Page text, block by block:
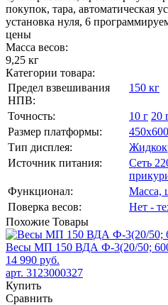
покупок, тара, автоматическая
установка нуля, 6
цены
Масса весов:
9,25 кг
Категории товара:
Предел взвешивания
НПВ:
150 кг
Точность: 10 г 20
Размер платформы:
Тип дисплея:
Источник питания:
Сеть
Функционал:
Масса,
Поверка весов:
Нет -
Похожие Товары
Весы МП 150 ВДА Ф-3(20/50;
14 990 руб.
арт. 3123000327
Купить
Сравнить